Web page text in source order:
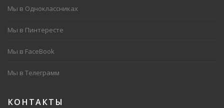
Мы в Одноклассниках
Мы в Пинтересте
Мы в FaceBook
Мы в Телеграмм
КОНТАКТЫ